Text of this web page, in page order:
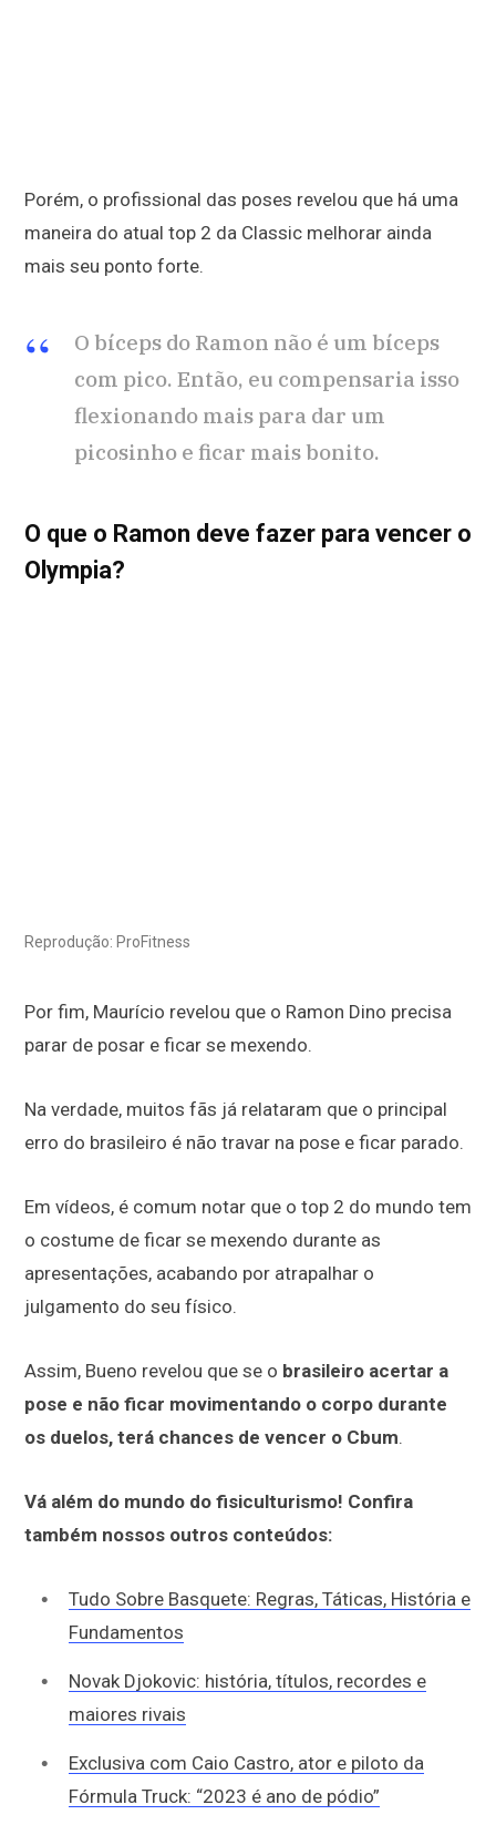
Porém, o profissional das poses revelou que há uma
maneira do atual top 2 da Classic melhorar ainda
mais seu ponto forte.
O bíceps do Ramon não é um bíceps
com pico. Então, eu compensaria isso
flexionando mais para dar um
picosinho e ficar mais bonito.
O que o Ramon deve fazer para vencer o
Olympia?
Reprodução: ProFitness
Por fim, Maurício revelou que o Ramon Dino precisa
parar de posar e ficar se mexendo.
Na verdade, muitos fãs já relataram que o principal
erro do brasileiro é não travar na pose e ficar parado.
Em vídeos, é comum notar que o top 2 do mundo tem
o costume de ficar se mexendo durante as
apresentações, acabando por atrapalhar o
julgamento do seu físico.
Assim, Bueno revelou que se o brasileiro acertar a
pose e não ficar movimentando o corpo durante
os duelos, terá chances de vencer o Cbum.
Vá além do mundo do fisiculturismo! Confira
também nossos outros conteúdos:
Tudo Sobre Basquete: Regras, Táticas, História e
Fundamentos
Novak Djokovic: história, títulos, recordes e
maiores rivais
Exclusiva com Caio Castro, ator e piloto da
Fórmula Truck: “2023 é ano de pódio”